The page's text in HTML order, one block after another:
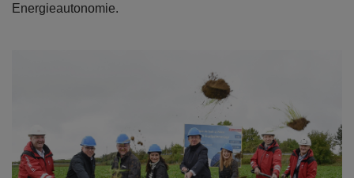
Energieautonomie.